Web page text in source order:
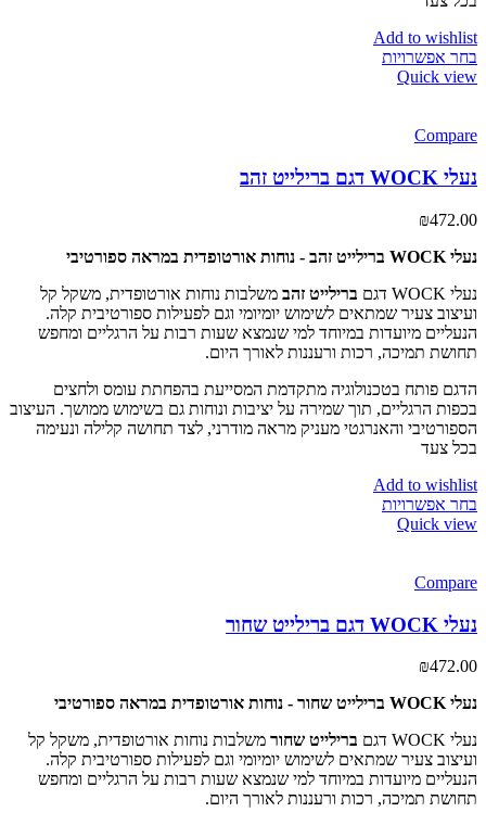
Add to wishlist
בחר אפשרויות
Quick view
Compare
נעלי WOCK דגם ברילייט זהב
₪472.00
נעלי WOCK ברילייט זהב - נוחות אורטופדית במראה ספורטיבי
נעלי WOCK דגם
ברילייט זהב משלבות נוחות אורטופדית, משקל קל
ועיצוב צעיר שמתאים לשימוש יומיומי וגם לפעילות ספורטיבית קלה.
הנעליים מיועדות במיוחד למי שנמצא שעות רבות על הרגליים ומחפש
תחושת תמיכה, רכות ורעננות לאורך היום.
הדגם פותח בטכנולוגיה מתקדמת המסייעת בהפחתת עומס ולחצים
בכפות הרגליים, תוך שמירה על יציבות ונוחות גם בשימוש ממושך. העיצוב
הספורטיבי והאנרגטי מעניק מראה מודרני, לצד תחושה קלילה ונעימה
בכל צעד
Add to wishlist
בחר אפשרויות
Quick view
Compare
נעלי WOCK דגם ברילייט שחור
₪472.00
נעלי WOCK ברילייט שחור - נוחות אורטופדית במראה ספורטיבי
נעלי WOCK דגם
ברילייט שחור משלבות נוחות אורטופדית, משקל קל
ועיצוב צעיר שמתאים לשימוש יומיומי וגם לפעילות ספורטיבית קלה.
הנעליים מיועדות במיוחד למי שנמצא שעות רבות על הרגליים ומחפש
תחושת תמיכה, רכות ורעננות לאורך היום.